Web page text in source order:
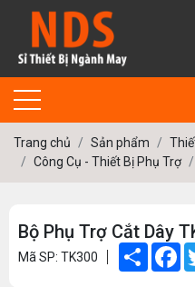
Trang chủ Sản phẩm
Công Cụ - Thiết Bị Phụ Trợ
Bộ Phụ Trợ Cắt Dây
Mã SP: TK300 Share